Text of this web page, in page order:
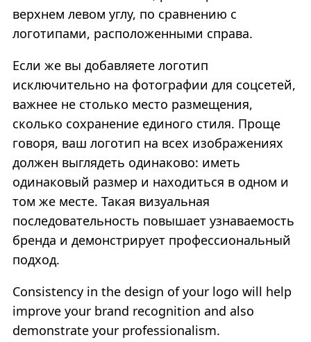
верхнем левом углу, по сравнению с
логотипами, расположенными справа.
Если же вы добавляете логотип
исключительно на фотографии для соцсетей,
важнее не столько место размещения,
сколько сохранение единого стиля. Проще
говоря, ваш логотип на всех изображениях
должен выглядеть одинаково: иметь
одинаковый размер и находиться в одном и
том же месте. Такая визуальная
последовательность повышает узнаваемость
бренда и демонстрирует профессиональный
подход.
Consistency in the design of your logo will help
improve your brand recognition and also
demonstrate your professionalism.